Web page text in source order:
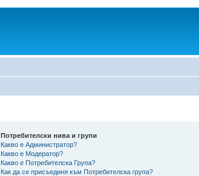
Потребителски нива и групи
Какво е Администратор?
Какво е Модератор?
Какво е Потребителска Група?
Как да се присъединя към Потребителска група?